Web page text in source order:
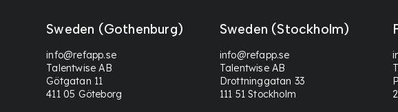
Sweden (Gothenburg)
info@refapp.se
Talentwise AB
Götgatan 11
411 05 Göteborg
Sweden (Stockholm)
info@refapp.se
Talentwise AB
Drottninggatan 33
111 51 Stockholm